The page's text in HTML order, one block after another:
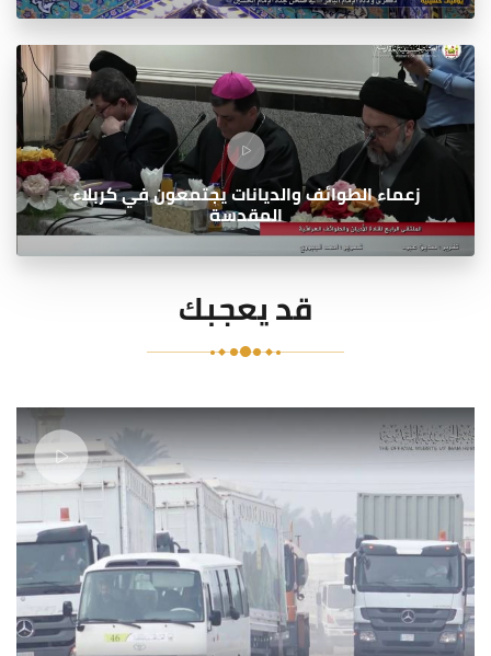
زعماء الطوائف والديانات يجتمعون في كربلاء
المقدسة
قد يعجبك